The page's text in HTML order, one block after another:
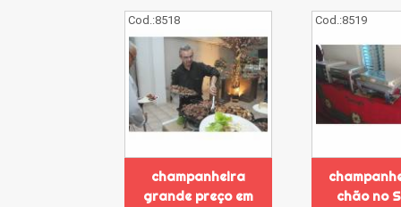
Cod.:8518
champanheira
grande preço em
Cod.:8519
chão no